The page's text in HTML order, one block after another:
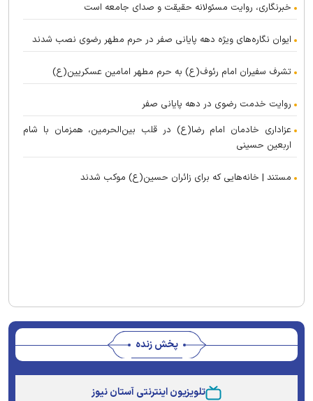
خبرنگاری، روایت مسئولانه حقیقت و صدای جامعه است
ایوان نگاره‌های ویژه دهه پایانی صفر در حرم مطهر رضوی نصب شدند
تشرف سفیران امام رئوف(ع) به حرم مطهر امامین عسکریین(ع)
روایت خدمت رضوی در دهه پایانی صفر
عزاداری خادمان امام رضا(ع) در قلب بین‌الحرمین، همزمان با شام
اربعین حسینی
مستند | خانه‌هایی که برای زائران حسین(ع) موکب شدند
پخش زنده
تلویزیون اینترنتی آستان نیوز